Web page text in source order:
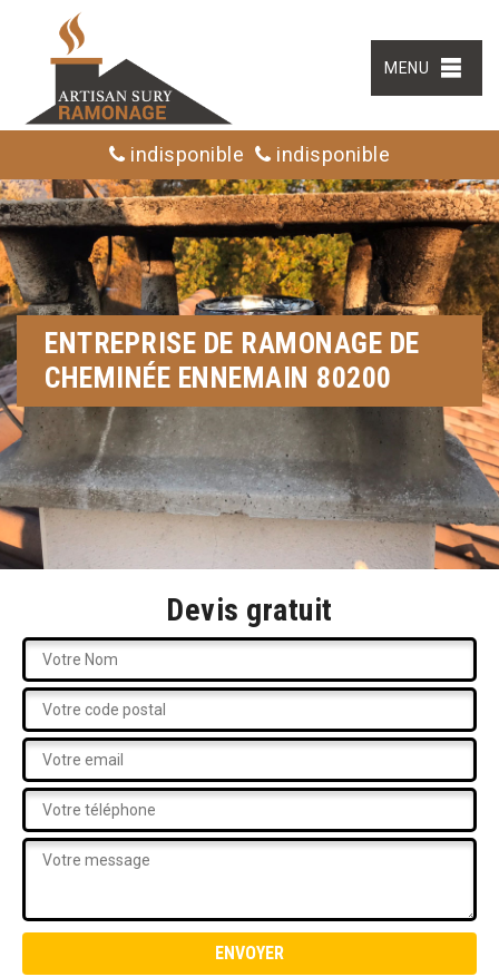
MENU
indisponible indisponible
ENTREPRISE DE RAMONAGE DE
CHEMINÉE ENNEMAIN 80200
Devis gratuit